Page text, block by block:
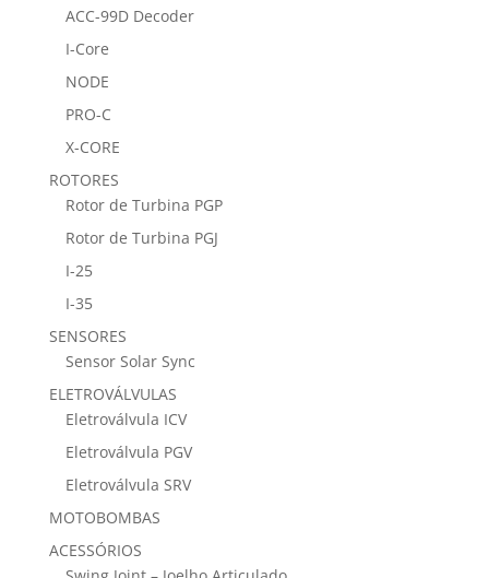
ACC-99D Decoder
I-Core
NODE
PRO-C
X-CORE
ROTORES
Rotor de Turbina PGP
Rotor de Turbina PGJ
I-25
I-35
SENSORES
Sensor Solar Sync
ELETROVÁLVULAS
Eletroválvula ICV
Eletroválvula PGV
Eletroválvula SRV
MOTOBOMBAS
ACESSÓRIOS